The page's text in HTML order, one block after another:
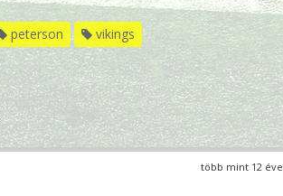
peterson vikings
több mint 12 éve